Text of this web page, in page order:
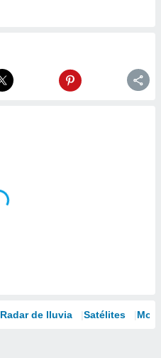
Radar de lluvia Satélites